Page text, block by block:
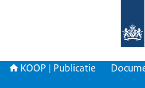
KOOP | Publicatie